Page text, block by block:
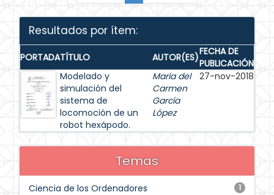
Resultados por ítem:
PORTADATÍTULO AUTOR(ES)FECHA DE
PUBLICACIÓN
Modelado y
simulación del
sistema de
locomoción de un
robot hexápodo.
María del
Carmen
García
López
27-nov-2018
Temas
1
Ciencia de los Ordenadores